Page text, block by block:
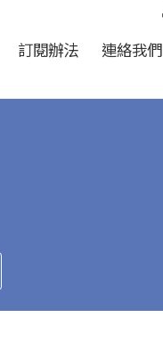
訂閱辦法 連絡我們